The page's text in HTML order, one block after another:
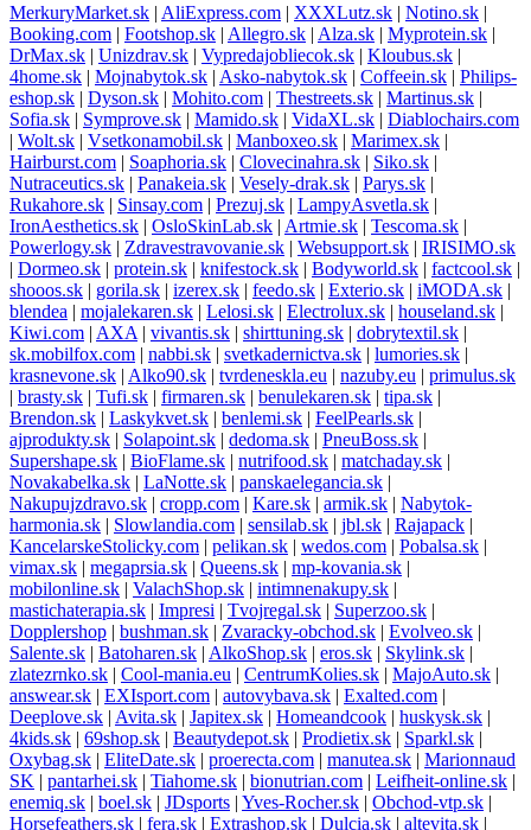
MerkuryMarket.sk | AliExpress.com | XXXLutz.sk | Notino.sk |
Booking.com | Footshop.sk | Allegro.sk | Alza.sk | Myprotein.sk |
DrMax.sk | Unizdrav.sk | Vypredajobliecok.sk | Kloubus.sk |
4home.sk | Mojnabytok.sk | Asko-nabytok.sk | Coffeein.sk | Philips-
eshop.sk | Dyson.sk | Mohito.com | Thestreets.sk | Martinus.sk |
Sofia.sk | Symprove.sk | Mamido.sk | VidaXL.sk | Diablochairs.com
| Wolt.sk | Vsetkonamobil.sk | Manboxeo.sk | Marimex.sk |
Hairburst.com | Soaphoria.sk | Clovecinahra.sk | Siko.sk |
Nutraceutics.sk | Panakeia.sk | Vesely-drak.sk | Parys.sk |
Rukahore.sk | Sinsay.com | Prezuj.sk | LampyAsvetla.sk |
IronAesthetics.sk | OsloSkinLab.sk | Artmie.sk | Tescoma.sk |
Powerlogy.sk | Zdravestravovanie.sk | Websupport.sk | IRISIMO.sk
| Dormeo.sk | protein.sk | knifestock.sk | Bodyworld.sk | factcool.sk |
shooos.sk | gorila.sk | izerex.sk | feedo.sk | Exterio.sk | iMODA.sk |
blendea | mojalekaren.sk | Lelosi.sk | Electrolux.sk | houseland.sk |
Kiwi.com | AXA | vivantis.sk | shirttuning.sk | dobrytextil.sk |
sk.mobilfox.com | nabbi.sk | svetkadernictva.sk | lumories.sk |
krasnevone.sk | Alko90.sk | tvrdeneskla.eu | nazuby.eu | primulus.sk
| brasty.sk | Tufi.sk | firmaren.sk | benulekaren.sk | tipa.sk |
Brendon.sk | Laskykvet.sk | benlemi.sk | FeelPearls.sk |
ajprodukty.sk | Solapoint.sk | dedoma.sk | PneuBoss.sk |
Supershape.sk | BioFlame.sk | nutrifood.sk | matchaday.sk |
Novakabelka.sk | LaNotte.sk | panskaelegancia.sk |
Nakupujzdravo.sk | cropp.com | Kare.sk | armik.sk | Nabytok-
harmonia.sk | Slowlandia.com | sensilab.sk | jbl.sk | Rajapack |
KancelarskeStolicky.com | pelikan.sk | wedos.com | Pobalsa.sk |
vimax.sk | megaprsia.sk | Queens.sk | mp-kovania.sk |
mobilonline.sk | ValachShop.sk | intimnenakupy.sk |
mastichaterapia.sk | Impresi | Tvojregal.sk | Superzoo.sk |
Dopplershop | bushman.sk | Zvaracky-obchod.sk | Evolveo.sk |
Salente.sk | Batoharen.sk | AlkoShop.sk | eros.sk | Skylink.sk |
zlatezrnko.sk | Cool-mania.eu | CentrumKolies.sk | MajoAuto.sk |
answear.sk | EXIsport.com | autovybava.sk | Exalted.com |
Deeplove.sk | Avita.sk | Japitex.sk | Homeandcook | huskysk.sk |
4kids.sk | 69shop.sk | Beautydepot.sk | Prodietix.sk | Sparkl.sk |
Oxybag.sk | EliteDate.sk | proerecta.com | manutea.sk | Marionnaud
SK | pantarhei.sk | Tiahome.sk | bionutrian.com | Leifheit-online.sk |
enemiq.sk | boel.sk | JDsports | Yves-Rocher.sk | Obchod-vtp.sk |
Horsefeathers.sk | fera.sk | Extrashop.sk | Dulcia.sk | altevita.sk |